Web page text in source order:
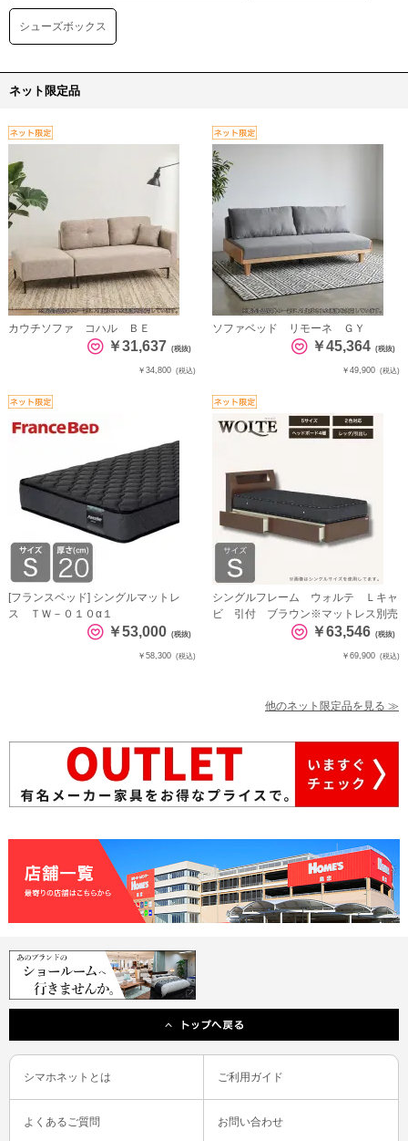
シューズボックス
ネット限定品
カウチソファ コハル ＢＥ
￥31,637 (税抜)
￥34,800 (税込)
ソファベッド リモーネ ＧＹ
￥45,364 (税抜)
￥49,900 (税込)
[フランスベッド] シングルマットレ
ス ＴＷ－０１０α１
￥53,000 (税抜)
￥58,300 (税込)
シングルフレーム ウォルテ Ｌキャ
ビ 引付 ブラウン※マットレス別売
￥63,546 (税抜)
￥69,900 (税込)
他のネット限定品を見る ≫
シマホネットとは ご利用ガイド
よくあるご質問 お問い合わせ